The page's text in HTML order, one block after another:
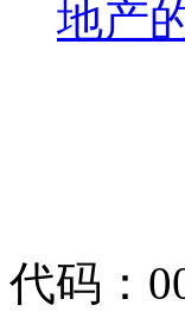
地产
代码